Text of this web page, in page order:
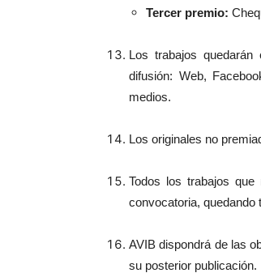
Tercer premio:
Los trabajos
difusión: Web,
medios.
Los originales no
Todos los trabajos
convocatoria, quedando
AVIB dispondrá de las
su posterior publicación.